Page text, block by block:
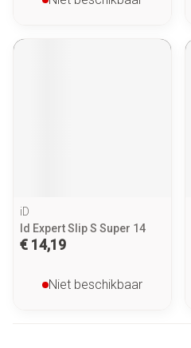
iD
Id Expert Slip S Super 14
€ 14,19
Niet beschikbaar